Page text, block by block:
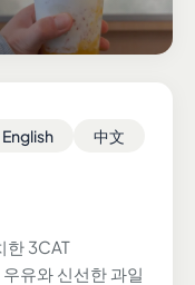
English 中文
한 3CAT
유와 신선한 과일